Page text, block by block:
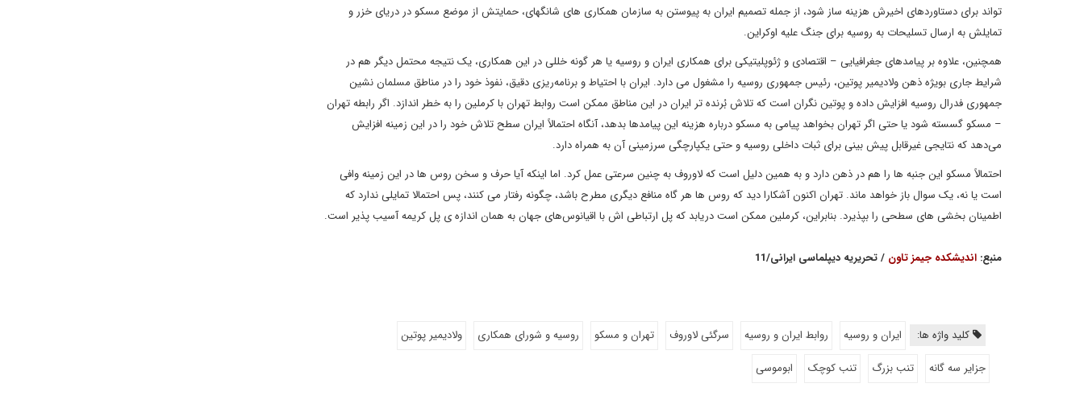
تواند برای دستاوردهای اخیرش هزینه ساز شود، از جمله تصمیم ایران به پیوستن به سازمان همکاری های شانگهای، حمایتش از موضع مسکو در دریای خزر و
تمایلش به ارسال تسلیحات به روسیه برای جنگ علیه اوکراین.
همچنین، علاوه‌ بر پیامدهای جغرافیایی – اقتصادی و ژئوپلیتیکی برای همکاری ایران و روسیه یا هر گونه خللی در این همکاری، یک نتیجه محتمل دیگر هم در
شرایط جاری بویژه ذهن ولادیمیر پوتین، رئیس جمهوری روسیه را مشغول می دارد. ایران با احتیاط و برنامه‌ریزی دقیق، نفوذ خود را در مناطق مسلمان نشین
جمهوری فدرال روسیه افزایش داده‌ و پوتین نگران است که تلاش بُرنده تر ایران در این مناطق ممکن است روابط تهران با کرملین را به خطر اندازد. اگر رابطه تهران
– مسکو گسسته شود یا حتی اگر تهران بخواهد پیامی به مسکو درباره هزینه‌ این پیامدها بدهد، آنگاه احتمالاً ایران سطح تلاش خود را در این زمینه افزایش
می‌دهد که نتایجی غیرقابل پیش بینی برای ثبات داخلی روسیه و حتی یکپارچگی سرزمینی آن به همراه دارد.
احتمالاً مسکو این جنبه ها را هم در ذهن دارد و به همین دلیل است که لاوروف به چنین سرعتی عمل کرد. اما اینکه آیا حرف و سخن روس ها در این زمینه وافی
است یا نه، یک سوال باز خواهد ماند. تهران اکنون آشکارا دید که روس ها هر گاه منافع دیگری مطرح باشد، چگونه رفتار می کنند، پس احتمالا تمایلی ندارد که
اطمینان‌ بخشی های سطحی را بپذیرد. بنابراین، کرملین ممکن است دریابد که پل ارتباطی اش با اقیانوس‌های جهان به همان اندازه‌ ی پل کریمه آسیب پذیر است.
منبع: اندیشکده جیمز تاون / تحریریه دیپلماسی ایرانی/11
کلید واژه ها: ایران و روسیه روابط ایران و روسیه سرگئی لاوروف تهران و مسکو روسیه و شورای همکاری
ولادیمیر پوتین
جزایر سه گانه
تنب بزرگ تنب کوچک ابوموسی